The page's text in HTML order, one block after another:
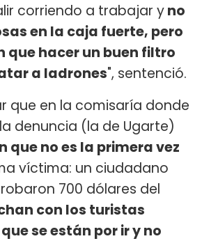
corriendo a trabajar yno
en la caja fuerte, pero
que hacer un buen filtro
a ladrones", sentenció.
que en la comisaría donde
denuncia (la de Ugarte)
que no es la primera vez
víctima: un ciudadano
700 dólares del
con los turistas
se están por ir y no